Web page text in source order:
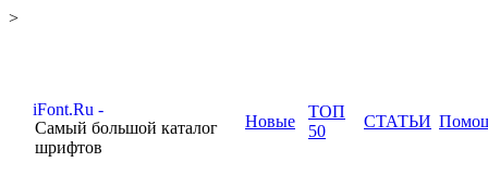
>
Самый большой каталог
шрифтов
Новые
ТОП
50
СТАТЬИ